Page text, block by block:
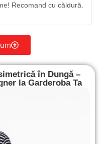
Recomand cu căldură.
în Dungă –
la Garderoba Ta